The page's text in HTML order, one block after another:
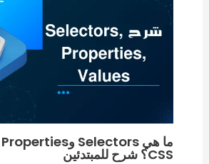
CSS؟ شرح للمبتدئين